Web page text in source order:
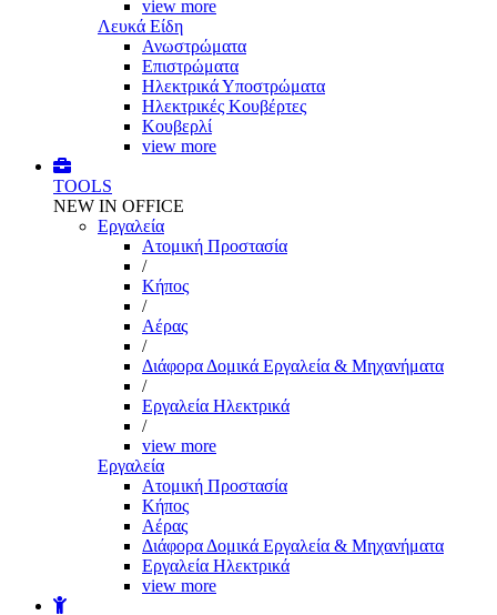
view more
Λευκά Είδη
Ανωστρώματα
Επιστρώματα
Ηλεκτρικά Υποστρώματα
Ηλεκτρικές Κουβέρτες
Κουβερλί
view more
TOOLS
NEW IN OFFICE
Εργαλεία
Aτομική Προστασία
/
Kήπος
/
Αέρας
/
Διάφορα Δομικά Εργαλεία & Μηχανήματα
/
Εργαλεία Ηλεκτρικά
/
view more
Εργαλεία
Aτομική Προστασία
Kήπος
Αέρας
Διάφορα Δομικά Εργαλεία & Μηχανήματα
Εργαλεία Ηλεκτρικά
view more